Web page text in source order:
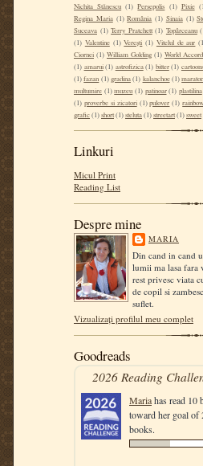
Nichita Stănescu (1) Persepolis (1) Pixie
Regina Maria (1) România (1) Sinaia (1)
Suceava (1) Terry Pratchett (1) Topârceanu
(1) Valentine (1) Verești (1) Vitelul de aur
Ciornei (1) William Golding (1) World
(1) amarui (1) astrofizica (1) bitter (1) cartoons
(1)fazan (1)gradina(1) kalanchoe (1)maraton
multumire (1) muzeu (1) patinoar (1) plastilina
(1) proverbe si zicatori (1) pulover (1) rainbow
grafic(1)short(1)steluta(1)streetart(1)sweet
Linkuri
Micul Print
Reading List
Despre mine
MARIA
Din cand in cand
lumii ma lasa fara
rest privesc viata
de copil si
suflet.
Vizualizați profilul meu complet
Goodreads
2026 Reading
Mariahas read 10
toward her goal of
books.